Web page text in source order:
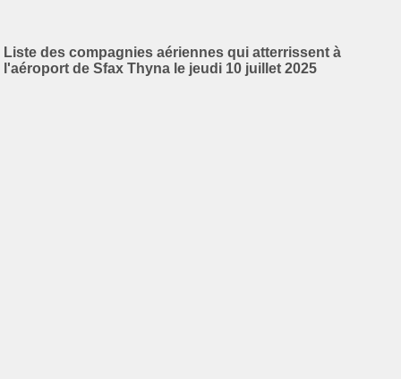
Liste des compagnies aériennes qui atterrissent à
l'aéroport de Sfax Thyna le jeudi 10 juillet 2025